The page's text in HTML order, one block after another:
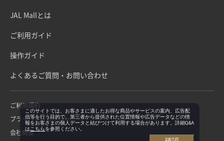
JAL Mallとは
ご利用ガイド
操作ガイド
よくあるご質問・お問い合わせ
ご利用規約
プライバシーポリシー
会社概要
このサイトでは、お客さまに適したお得な商品やサービスの案内、広告配
信等を行う目的で、第三者から提供された位置情報や広告データなどの情
報をお客さまの個人データと結びつけて利用する場合があります。詳細Q&A
はこちらを参照ください。